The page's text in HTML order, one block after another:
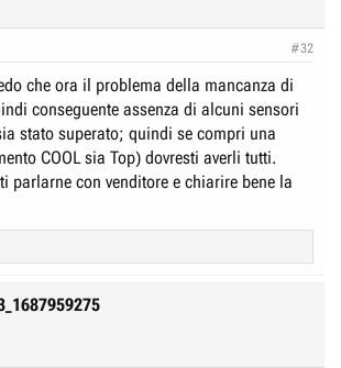
#32
che ora il problema della mancanza di
conseguente assenza di alcuni sensori
stato superato; quindi se compri una
COOL sia Top) dovresti averli tutti.
parlarne con venditore e chiarire bene la